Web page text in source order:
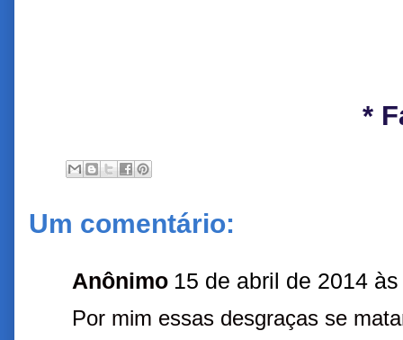
*
Um comentário:
Anônimo 15 de abril de 2014
Por mim essas desgraças se